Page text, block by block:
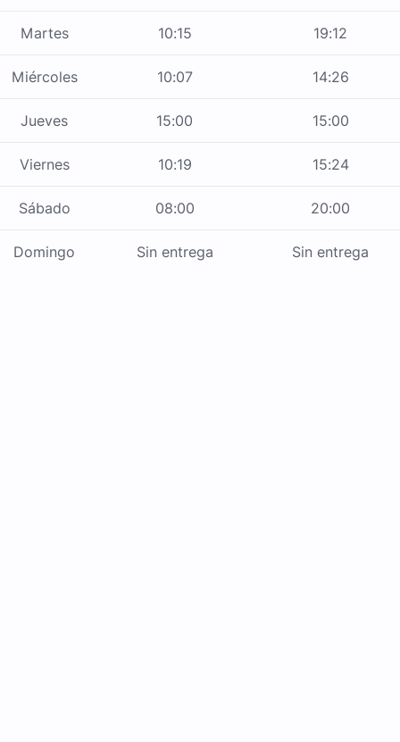
Martes 10:15 19:12
Miércoles 10:07 14:26
Jueves 15:00 15:00
Viernes 10:19 15:24
Sábado 08:00 20:00
Domingo Sin entrega Sin entrega